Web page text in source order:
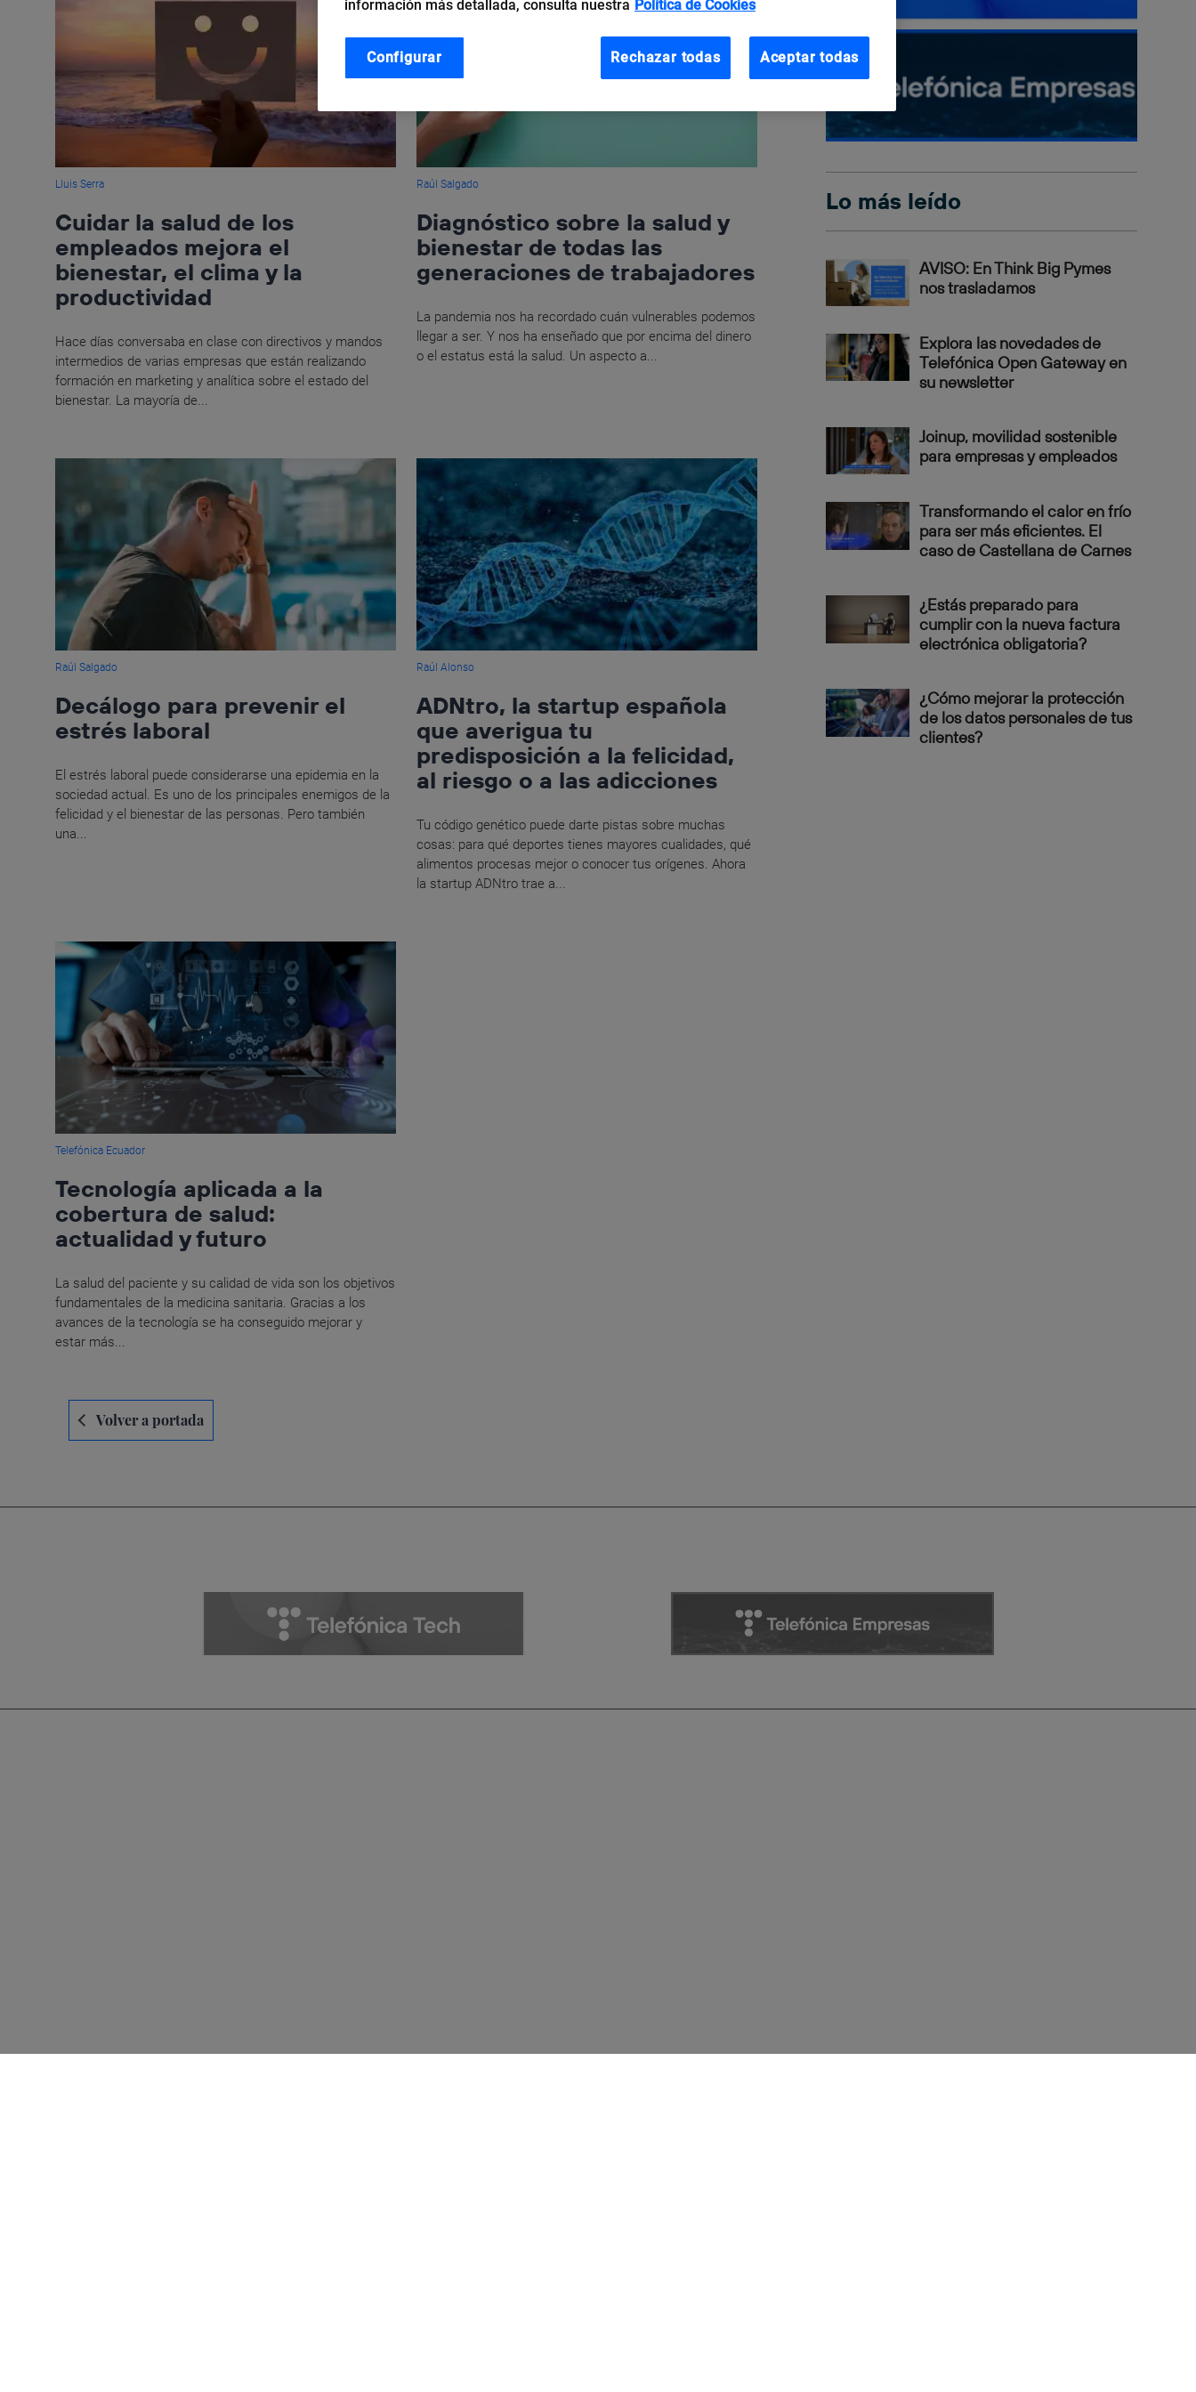
Lluis Serra
Cuidar la salud de los
empleados mejora el
bienestar, el clima y la
productividad
Hace días conversaba en clase con directivos y mandos
intermedios de varias empresas que están realizando
formación en marketing y analítica sobre el estado del
bienestar. La mayoría de...
Raúl Salgado
Diagnóstico sobre la salud y
bienestar de todas las
generaciones de trabajadores
La pandemia nos ha recordado cuán vulnerables podemos
llegar a ser. Y nos ha enseñado que por encima del dinero
o el estatus está la salud. Un aspecto a...
Raúl Salgado
Decálogo para prevenir el
estrés laboral
El estrés laboral puede considerarse una epidemia en la
sociedad actual. Es uno de los principales enemigos de la
felicidad y el bienestar de las personas. Pero también
una...
Raúl Alonso
ADNtro, la startup española
que averigua tu
predisposición a la felicidad,
al riesgo o a las adicciones
Tu código genético puede darte pistas sobre muchas
cosas: para qué deportes tienes mayores cualidades, qué
alimentos procesas mejor o conocer tus orígenes. Ahora
la startup ADNtro trae a...
Telefónica Ecuador
Tecnología aplicada a la
cobertura de salud:
actualidad y futuro
La salud del paciente y su calidad de vida son los objetivos
fundamentales de la medicina sanitaria. Gracias a los
avances de la tecnología se ha conseguido mejorar y
estar más...
Navegación
de Volver a portada
Lo más leído
AVISO: En Think Big Pymes
nos trasladamos
Explora las novedades de
Telefónica Open Gateway en
su newsletter
Joinup, movilidad sostenible
para empresas y empleados
Transformando el calor en frío
para ser más eficientes. El
caso de Castellana de Carnes
¿Estás preparado para
cumplir con la nueva factura
electrónica obligatoria?
¿Cómo mejorar la protección
de los datos personales de tus
clientes?
información más detallada, consulta nuestra Política de Cookies
Rechazar todas Aceptar todas
Configurar